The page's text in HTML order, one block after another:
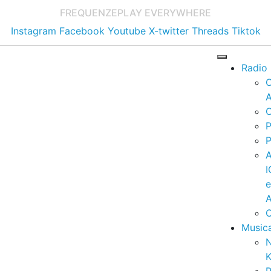
FREQUENZEPLAY EVERYWHERE
Instagram Facebook Youtube X-twitter Threads Tiktok
Radio
e